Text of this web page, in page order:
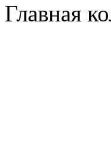
Главная